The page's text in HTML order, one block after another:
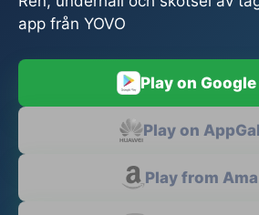
app från YOVO
Play on Google
Play on
Play from